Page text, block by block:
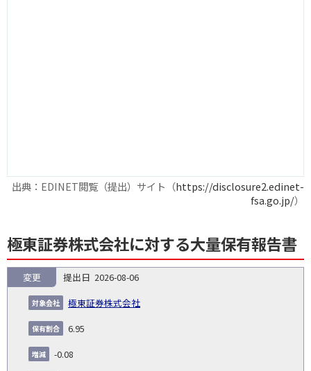
出典：EDINET閲覧（提出）サイト（https://disclosure2.edinet-
fsa.go.jp/）
極東証券株式会社に対する大量保有報告書
NO.
告
義
務
発
生
日
提
日
証券
対
2026-08-06
極東証券株式会社
変更
6.95
-0.08